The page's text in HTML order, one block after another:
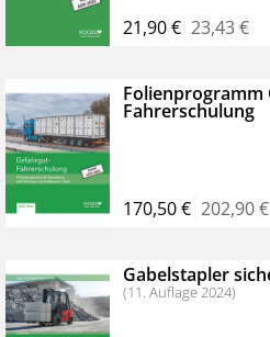
21,90 € 23,43 €
Folienprogramm
Fahrerschulung
170,50 € 202,90 €
Gabelstapler
(11. Auflage 2024)